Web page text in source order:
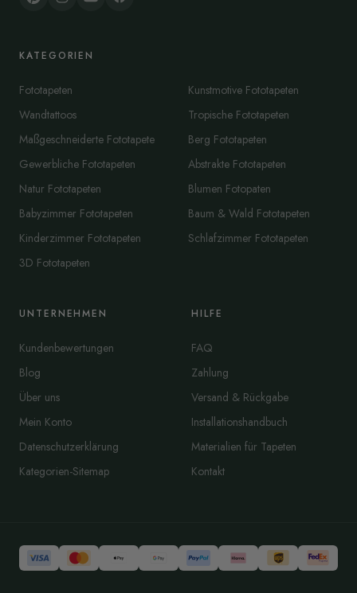
KATEGORIEN
Fototapeten
Wandtattoos
Maßgeschneiderte Fototapete
Gewerbliche Fototapeten
Natur Fototapeten
Babyzimmer Fototapeten
Kinderzimmer Fototapeten
3D Fototapeten
Kunstmotive Fototapeten
Tropische Fototapeten
Berg Fototapeten
Abstrakte Fototapeten
Blumen Fotopaten
Baum & Wald Fototapeten
Schlafzimmer Fototapeten
UNTERNEHMEN
Kundenbewertungen
Blog
Über uns
Mein Konto
Datenschutzerklärung
Kategorien-Sitemap
HILFE
FAQ
Zahlung
Versand & Rückgabe
Installationshandbuch
Materialien für Tapeten
Kontakt